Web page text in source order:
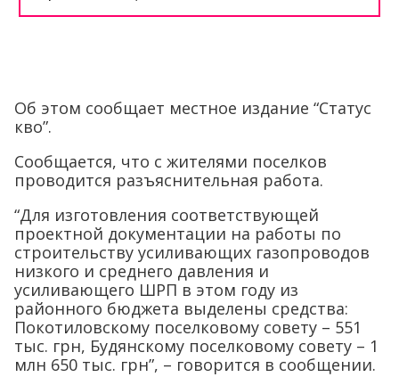
Об этом сообщает местное издание “Статус
кво”.
Сообщается, что с жителями поселков
проводится разъяснительная работа.
“Для изготовления соответствующей
проектной документации на работы по
строительству усиливающих газопроводов
низкого и среднего давления и
усиливающего ШРП в этом году из
районного бюджета выделены средства:
Покотиловскому поселковому совету – 551
тыс. грн, Будянскому поселковому совету – 1
млн 650 тыс. грн”, – говорится в сообщении.